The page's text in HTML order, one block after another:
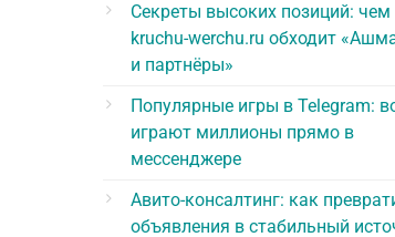
Секреты высоких позиций: чем
kruchu-werchu.ru обходит
и партнёры»
Популярные игры в Telegram:
играют миллионы прямо в
мессенджере
Авито-консалтинг: как
объявления в стабильный